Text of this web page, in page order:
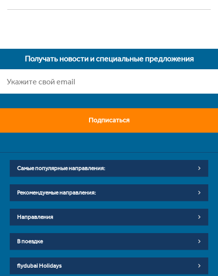
Получать новости и специальные предложения
Подписаться
Самые популярные направления:
Рекомендуемые направления:
Направления
В поездке
flydubai Holidays